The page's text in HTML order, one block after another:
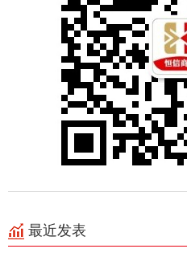
最近发表